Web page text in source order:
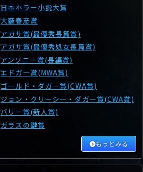
日本ホラー小説大賞
大藪春彦賞
アガサ賞(最優秀長篇賞)
アガサ賞(最優秀処女長篇賞)
アンソニー賞(長編賞)
エドガー賞(MWA賞)
ゴールド・ダガー賞(CWA賞)
ジョン・クリーシー・ダガー賞(CWA賞)
バリー賞(新人賞)
ガラスの鍵賞
もっとみる